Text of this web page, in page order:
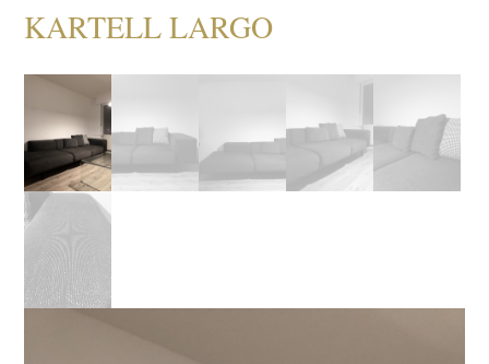
KARTELL LARGO